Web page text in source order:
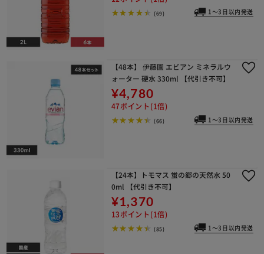
(69) 1～3日以内発送
【48本】 伊藤園 エビアン ミネラルウ
ォーター 硬水 330ml 【代引き不可】
¥4,780
47ポイント(1倍)
(66) 1～3日以内発送
【24本】トモマス 蛍の郷の天然水 50
0ml 【代引き不可】
¥1,370
13ポイント(1倍)
(85) 1～3日以内発送